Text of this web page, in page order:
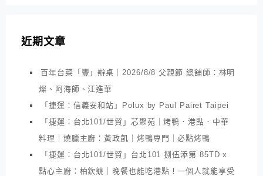
近期文章
百年台菜「豐」辦桌｜2026/8/8 父親節 總舖師：林明
燦、阿海師、江進華
「捷運：信義安和站」Polux by Paul Pairet Taipei
「捷運：台北101/世貿」芯聚苑｜烤鴨．港點．中華
料理｜燒臘主廚：黃政凱｜烤鴨專門｜必點烤鴨
「捷運：台北101/世貿」台北101 捌伍添第 85TD x
點心主廚：柏欽競｜晚餐也能吃港點！一個人就能享受